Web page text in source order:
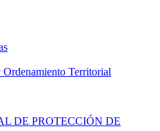
Territorial
DE PROTECCIÓN DE